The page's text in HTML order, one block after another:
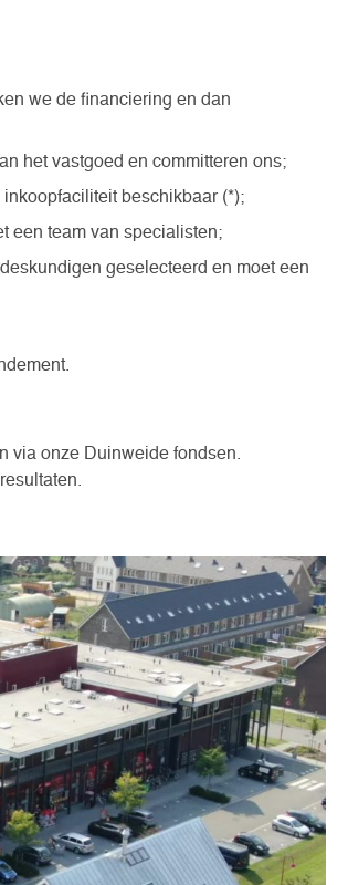
we de financiering en dan
het vastgoed en committeren ons;
inkoopfaciliteit beschikbaar (*);
een team van specialisten;
geselecteerd en moet een
via onze Duinweide fondsen.